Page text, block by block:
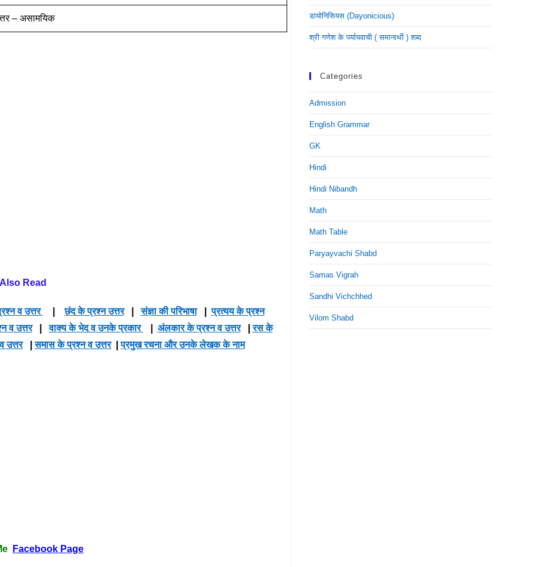
– असामयिक
Also Read
व उत्तर |छंद के प्रश्न उत्तर|संज्ञा की परिभाषा|प्रत्यय के प्रश्न
व उत्तर|वाक्य के भेद व उनके प्रकार अंलकार के प्रश्न व उत्तर|रस के
उत्तर|समास के प्रश्न व उत्तर|प्रमुख रचना और उनके लेखक के नाम
Facebook Page
डायोनिसियस (dayonicious)
श्री गणेश के पर्यायवाची ( समानार्थी ) शब्द
Categories
Admission
English Grammar
GK
Hindi
Hindi Nibandh
Math
Math Table
Paryayvachi Shabd
Samas Vigrah
Sandhi Vichchhed
Vilom Shabd